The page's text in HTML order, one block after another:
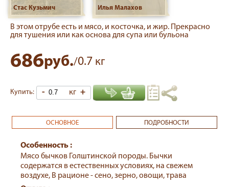
Стас Кузьмич Илья Малахов
В этом отрубе есть и мясо, и косточка, и жир. Прекрасно
для тушения или как основа для супа или бульона
686руб./0.7 кг
Купить: - кг +
ОСНОВНОЕ ПОДРОБНОСТИ
Особенность :
Мясо бычков Голштинской породы. Бычки
содержатся в естественных условиях, на свежем
воздухе, В рационе - сено, зерно, овощи, трава